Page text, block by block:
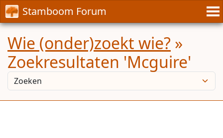
Stamboom Forum
Wie (onder)zoekt wie? »
Zoekresultaten 'Mcguire'